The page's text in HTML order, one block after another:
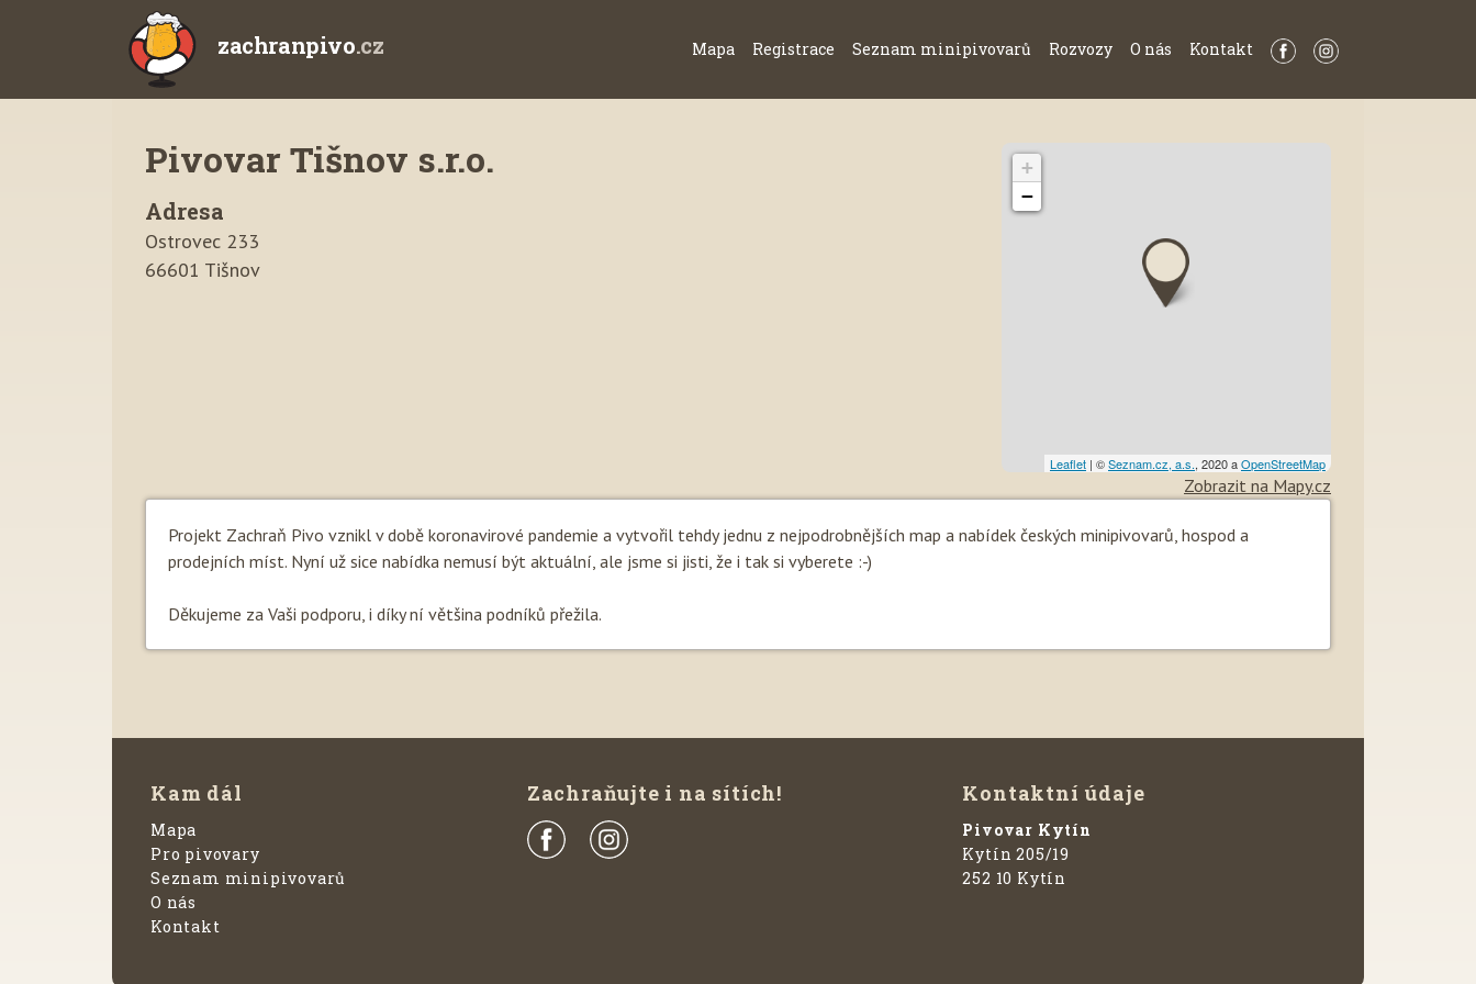
zachranpivo.cz Mapa Registrace Seznam minipivovarů Rozvozy O nás Kontakt
Pivovar Tišnov s.r.o.
Adresa
Ostrovec 233
66601 Tišnov
+
−
Leaflet | ©Seznam.cz, a.s., 2020 aOpenStreetMap
Zobrazit na Mapy.cz
Projekt Zachraň Pivo vznikl v době koronavirové pandemie a vytvořil tehdy jednu z nejpodrobnějších map a nabídek českých minipivovarů, hospod a
prodejních míst. Nyní už sice nabídka nemusí být aktuální, ale jsme si jisti, že i tak si vyberete :-)
Děkujeme za Vaši podporu, i díky ní většina podníků přežila.
Kam dál
Mapa
Pro pivovary
Seznam minipivovarů
O nás
Kontakt
Zachraňujte i na sítích! Kontaktní údaje
Pivovar Kytín
Kytín 205/19
252 10 Kytín